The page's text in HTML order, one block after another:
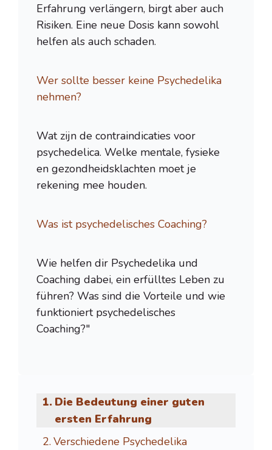
Erfahrung verlängern, birgt aber auch
Risiken. Eine neue Dosis kann sowohl
helfen als auch schaden.
Wer sollte besser keine Psychedelika
nehmen?
Wat zijn de contraindicaties voor
psychedelica. Welke mentale, fysieke
en gezondheidsklachten moet je
rekening mee houden.
Was ist psychedelisches Coaching?
Wie helfen dir Psychedelika und
Coaching dabei, ein erfülltes Leben zu
führen? Was sind die Vorteile und wie
funktioniert psychedelisches
Coaching?"
Die Bedeutung einer guten
ersten Erfahrung
Verschiedene Psychedelika